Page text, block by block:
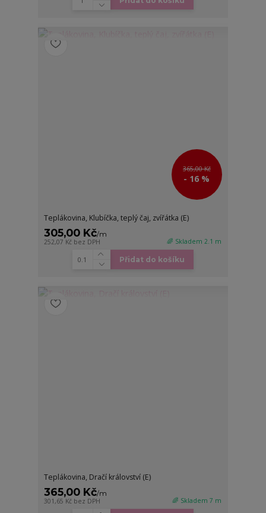
365,00 Kč
- 16 %
Teplákovina, Klubíčka, teplý čaj, zvířátka (E)
305,00 Kč/m
252,07 Kč bez DPH 🌈 Skladem 2.1 m
Přidat do košíku
Teplákovina, Dračí království (E)
365,00 Kč/m
301,65 Kč bez DPH 🌈 Skladem 7 m